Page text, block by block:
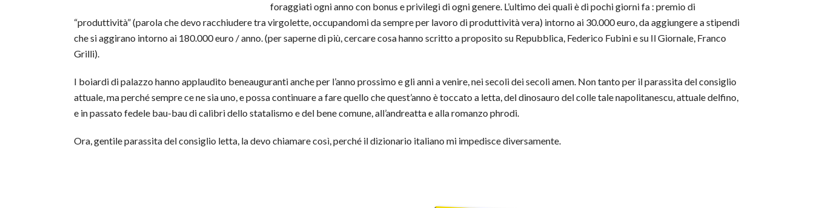
foraggiati ogni anno con bonus e privilegi di ogni genere. L’ultimo dei quali è di pochi giorni fa : premio di
“produttività” (parola che devo racchiudere tra virgolette, occupandomi da sempre per lavoro di produttività vera) intorno ai 30.000 euro, da aggiungere a stipendi
che si aggirano intorno ai 180.000 euro / anno. (per saperne di più, cercare cosa hanno scritto a proposito su Repubblica, Federico Fubini e su Il Giornale, Franco
Grilli).
I boiardi di palazzo hanno applaudito beneauguranti anche per l’anno prossimo e gli anni a venire, nei secoli dei secoli amen. Non tanto per il parassita del consiglio
attuale, ma perché sempre ce ne sia uno, e possa continuare a fare quello che quest’anno è toccato a letta, del dinosauro del colle tale napolitanescu, attuale delfino,
e in passato fedele bau-bau di calibri dello statalismo e del bene comune, all’andreatta e alla romanzo phrodi.
Ora, gentile parassita del consiglio letta, la devo chiamare così, perché il dizionario italiano mi impedisce diversamente.